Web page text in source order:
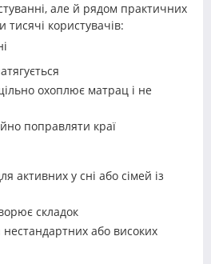
але й рядом практичних
тисячі користувачів:
охоплює матрац і не
поправляти краї
активних у сні або сімей із
складок
нестандартних або високих